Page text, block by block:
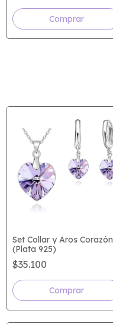
Comprar
Set Collar y Aros Corazón
(Plata 925)
$35.100
Comprar